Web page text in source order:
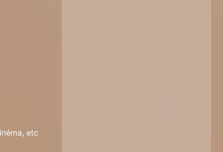
etc